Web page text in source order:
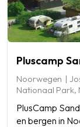
Pluscamp
Noorwegen
Nationaal Park,
PlusCamp
en bergen in